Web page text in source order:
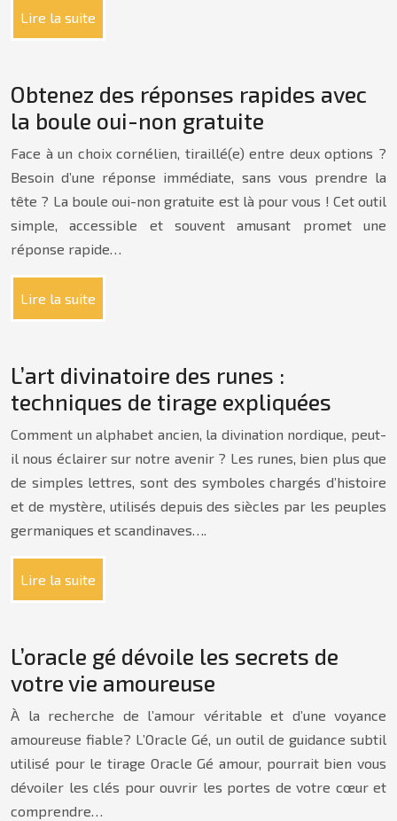
Lire la suite
Obtenez des réponses rapides avec
la boule oui-non gratuite
Face à un choix cornélien, tiraillé(e) entre deux options ?
Besoin d’une réponse immédiate, sans vous prendre la
tête ? La boule oui-non gratuite est là pour vous ! Cet outil
simple, accessible et souvent amusant promet une
réponse rapide…
Lire la suite
L’art divinatoire des runes :
techniques de tirage expliquées
Comment un alphabet ancien, la divination nordique, peut-
il nous éclairer sur notre avenir ? Les runes, bien plus que
de simples lettres, sont des symboles chargés d’histoire
et de mystère, utilisés depuis des siècles par les peuples
germaniques et scandinaves….
Lire la suite
L’oracle gé dévoile les secrets de
votre vie amoureuse
À la recherche de l’amour véritable et d’une voyance
amoureuse fiable? L’Oracle Gé, un outil de guidance subtil
utilisé pour le tirage Oracle Gé amour, pourrait bien vous
dévoiler les clés pour ouvrir les portes de votre cœur et
comprendre…